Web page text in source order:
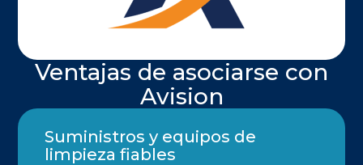
Ventajas de asociarse con
Avision
Suministros y equipos de
limpieza fiables